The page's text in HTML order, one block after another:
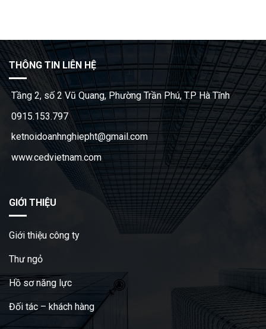
dodobet
poliwin
oldcasino
casipol
barbibet
kargabet
nesilbet
pradabet
ligobet
yakabet
istanbulbahis
tarafbet
süratbet
milosbet
medusabahis
benimbahis
THÔNG TIN LIÊN HỆ
Tầng 2, số 2 Vũ Quang, Phường Trần Phú, T.P Hà Tĩnh
0915.153.797
ketnoidoanhnghiepht@gmail.com
www.cedvietnam.com
GIỚI THIỆU
Giới thiệu công ty
Thư ngỏ
Hồ sơ năng lực
Đối tác – khách hàng